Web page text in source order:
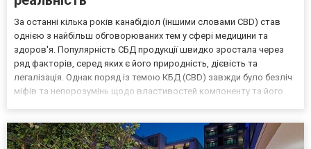
За останні кілька років канабідіол (іншими словами CBD) став
однією з найбільш обговорюваних тем у сфері медицини та
здоров'я. Популярність СБД продукції швидко зростала через
ряд факторів, серед яких є його природність, дієвість та
легалізація. Однак поряд із темою КБД (CBD) завжди було безліч
міфів та непорозумінь щодо властивостей компоненту та його